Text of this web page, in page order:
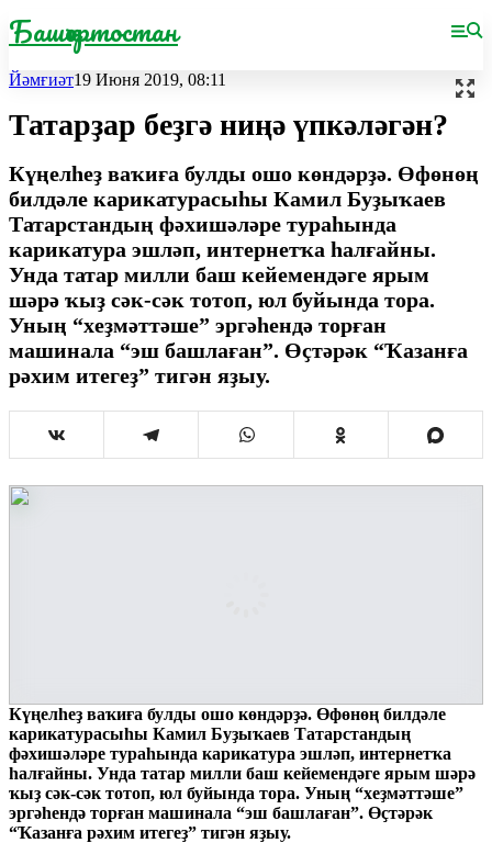
Башҡортостан
Йәмғиәт19 Июня 2019, 08:11
Татарҙар беҙгә ниңә үпкәләгән?
Күңелһеҙ ваҡиға булды ошо көндәрҙә. Өфөнөң
билдәле карикатурасыһы Камил Буҙыҡаев
Татарстандың фәхишәләре тураһында
карикатура эшләп, интернетҡа һалғайны.
Унда татар милли баш кейемендәге ярым
шәрә ҡыҙ сәк-сәк тотоп, юл буйында тора.
Уның “хеҙмәттәше” эргәһендә торған
машинала “эш башлаған”. Өҫтәрәк “Ҡазанға
рәхим итегеҙ” тигән яҙыу.
Күңелһеҙ ваҡиға булды ошо көндәрҙә. Өфөнөң билдәле
карикатурасыһы Камил Буҙыҡаев Татарстандың
фәхишәләре тураһында карикатура эшләп, интернетҡа
һалғайны. Унда татар милли баш кейемендәге ярым шәрә
ҡыҙ сәк-сәк тотоп, юл буйында тора. Уның “хеҙмәттәше”
эргәһендә торған машинала “эш башлаған”. Өҫтәрәк
“Ҡазанға рәхим итегеҙ” тигән яҙыу.